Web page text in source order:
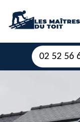
02 52 56